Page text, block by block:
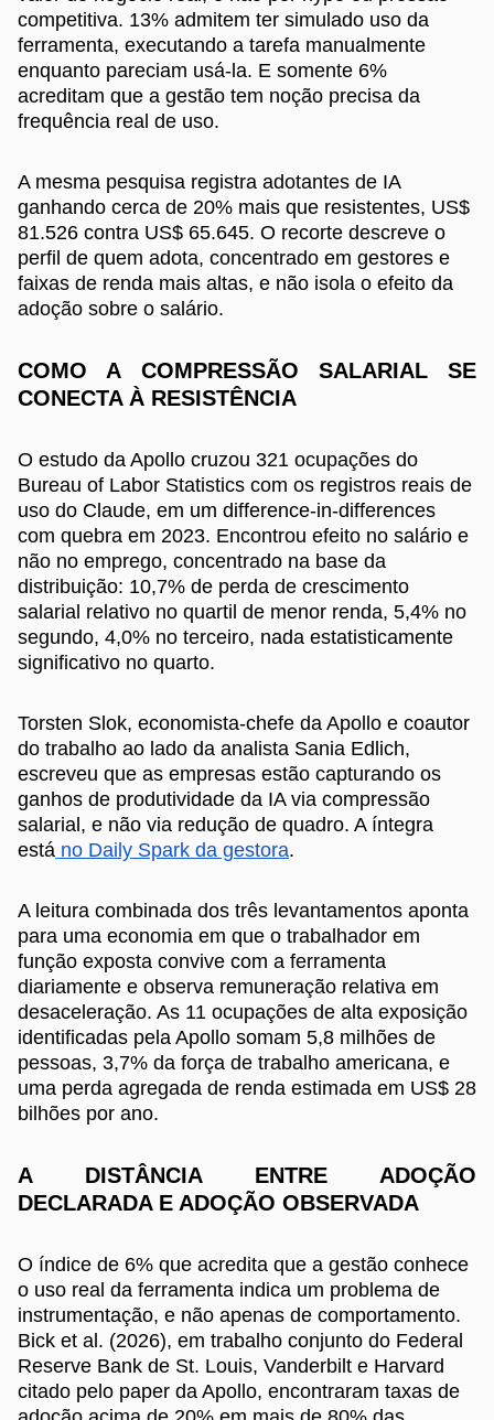
competitiva. 13% admitem ter simulado uso da
ferramenta, executando a tarefa manualmente
enquanto pareciam usá-la. E somente 6%
acreditam que a gestão tem noção precisa da
frequência real de uso.
A mesma pesquisa registra adotantes de IA
ganhando cerca de 20% mais que resistentes, US$
81.526 contra US$ 65.645. O recorte descreve o
perfil de quem adota, concentrado em gestores e
faixas de renda mais altas, e não isola o efeito da
adoção sobre o salário.
COMO A COMPRESSÃO SALARIAL SE
CONECTA À RESISTÊNCIA
O estudo da Apollo cruzou 321 ocupações do
Bureau of Labor Statistics com os registros reais de
uso do Claude, em um difference-in-differences
com quebra em 2023. Encontrou efeito no salário e
não no emprego, concentrado na base da
distribuição: 10,7% de perda de crescimento
salarial relativo no quartil de menor renda, 5,4% no
segundo, 4,0% no terceiro, nada estatisticamente
significativo no quarto.
Torsten Slok, economista-chefe da Apollo e coautor
do trabalho ao lado da analista Sania Edlich,
escreveu que as empresas estão capturando os
ganhos de produtividade da IA via compressão
salarial, e não via redução de quadro. A íntegra
está no Daily Spark da gestora.
A leitura combinada dos três levantamentos aponta
para uma economia em que o trabalhador em
função exposta convive com a ferramenta
diariamente e observa remuneração relativa em
desaceleração. As 11 ocupações de alta exposição
identificadas pela Apollo somam 5,8 milhões de
pessoas, 3,7% da força de trabalho americana, e
uma perda agregada de renda estimada em US$ 28
bilhões por ano.
A DISTÂNCIA ENTRE ADOÇÃO
DECLARADA E ADOÇÃO OBSERVADA
O índice de 6% que acredita que a gestão conhece
o uso real da ferramenta indica um problema de
instrumentação, e não apenas de comportamento.
Bick et al. (2026), em trabalho conjunto do Federal
Reserve Bank de St. Louis, Vanderbilt e Harvard
citado pelo paper da Apollo, encontraram taxas de